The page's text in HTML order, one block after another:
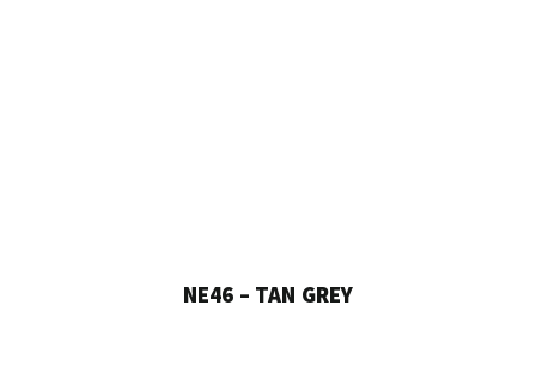
NE46 – TAN GREY